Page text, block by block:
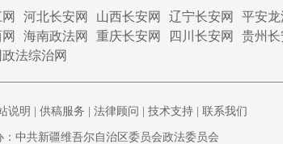
河北长安网 山西长安网 辽宁长安网 平安龙
海南政法网 重庆长安网 四川长安网 贵州长
法综治网
说明 供稿服务 法律顾问 技术支持| 联系我们
：中共新疆维吾尔自治区委员会政法委员会